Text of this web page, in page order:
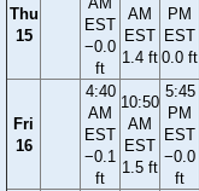
Thu
15
EST
−0.0
ft
AM
EST
1.4 ft
PM
EST
0.0 ft
Fri
16
4:40
AM
EST
−0.1
ft
10:50
AM
EST
1.5 ft
5:45
PM
EST
−0.0
ft